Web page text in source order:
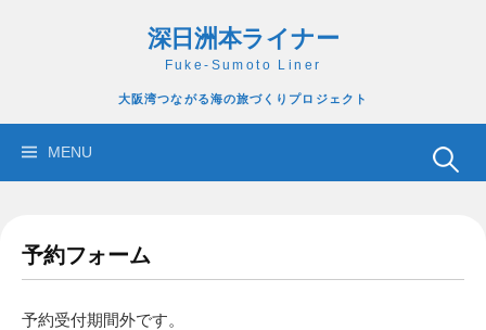
ツ
深日洲本ライナー
Fuke-Sumoto Liner
大阪湾つながる海の旅づくりプロジェクト
MENU
検
予約フォーム
予約受付期間外です。